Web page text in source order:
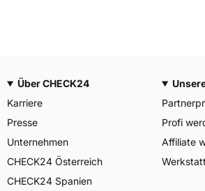
Über CHECK24
Karriere
Presse
Unternehmen
CHECK24 Österreich
CHECK24 Spanien
Profi
Affiliate